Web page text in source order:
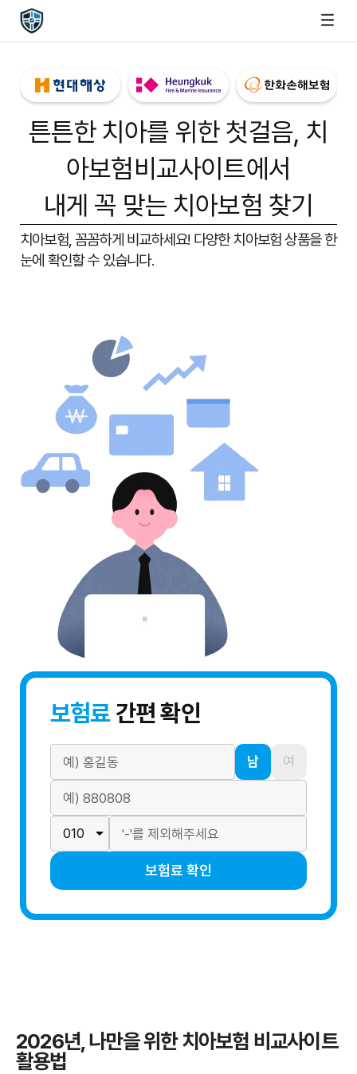
튼튼한 치아를 위한 첫걸음, 치
아보험비교사이트에서
내게 꼭 맞는 치아보험 찾기
치아보험, 꼼꼼하게 비교하세요! 다양한 치아보험 상품을 한
눈에 확인할 수 있습니다.
보험료간편 확인
남 여
보험료 확인
2026년, 나만을 위한 치아보험 비교사이트
활용법